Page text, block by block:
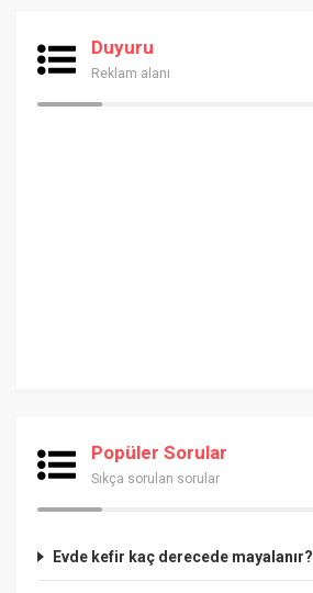
Duyuru
Reklam alanı
Popüler Sorular
Sıkça sorulan sorular
Evde kefir kaç derecede mayalanır?